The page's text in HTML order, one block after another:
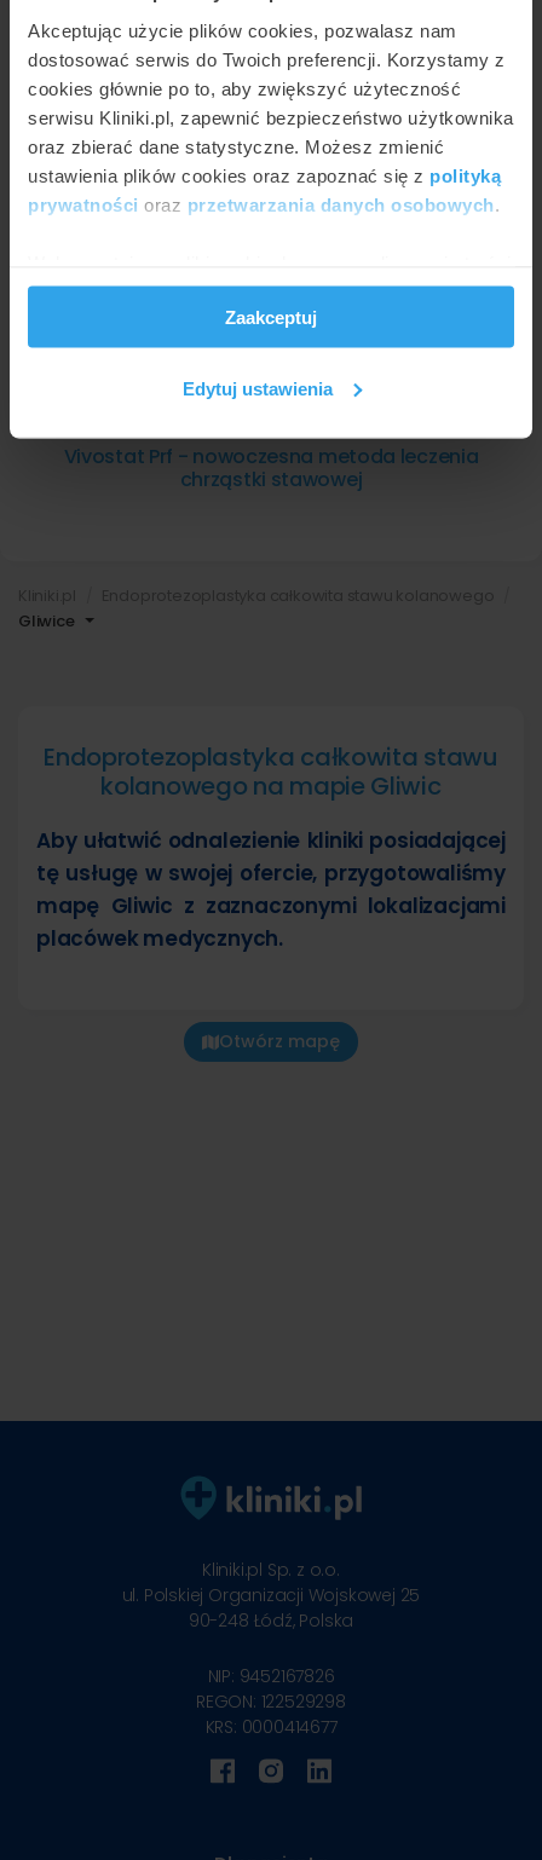
Akceptując użycie plików cookies, pozwalasz nam
dostosować serwis do Twoich preferencji. Korzystamy z
cookies głównie po to, aby zwiększyć użyteczność
serwisu Kliniki.pl, zapewnić bezpieczeństwo użytkownika
oraz zbierać dane statystyczne. Możesz zmienić
ustawienia plików cookies oraz zapoznać się z polityką
prywatności oraz przetwarzania danych osobowych
i reklam, aby oferować funkcje społecznościowe i
analizować ruch w naszej witrynie. Informacje o tym, jak
korzystasz z naszej witryny, udostępniamy partnerom
społecznościowym, reklamowym i analitycznym.
otrzymanymi od Ciebie lub uzyskanymi podczas
korzystania z ich usług.
Zaakceptuj
Edytuj ustawienia
Gliwice
Czym jest endoproteza stawu kolanowego?
AGNIESZKA KAPKA-PLEWA
Vivostat Prf - nowoczesna metoda leczenia
chrząstki stawowej
Endoprotezoplastyka całkowita stawu
kolanowego na mapie Gliwic
Aby ułatwić odnalezienie kliniki posiadającej
tę usługę w swojej ofercie, przygotowaliśmy
mapę Gliwic z zaznaczonymi lokalizacjami
placówek medycznych.
Otwórz mapę
Kliniki.pl Sp. z o.o.
ul. Polskiej Organizacji Wojskowej 25
90-248 Łódź, Polska
NIP: 9452167826
REGON: 122529298
KRS: 0000414677